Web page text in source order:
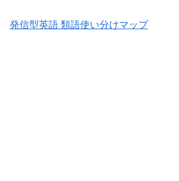
発信型英語 類語使い分けマップ